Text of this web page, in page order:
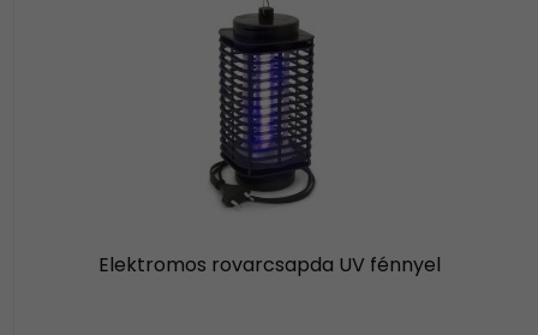
Elektromos rovarcsapda UV fénnyel